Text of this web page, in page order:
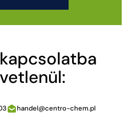
handel@centro-chem.pl